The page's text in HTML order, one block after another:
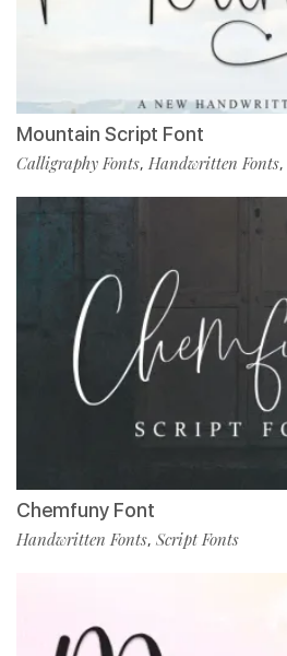
Mountain Script Font
Calligraphy Fonts, Handwritten Fonts,
Chemfuny Font
Handwritten Fonts, Script Fonts